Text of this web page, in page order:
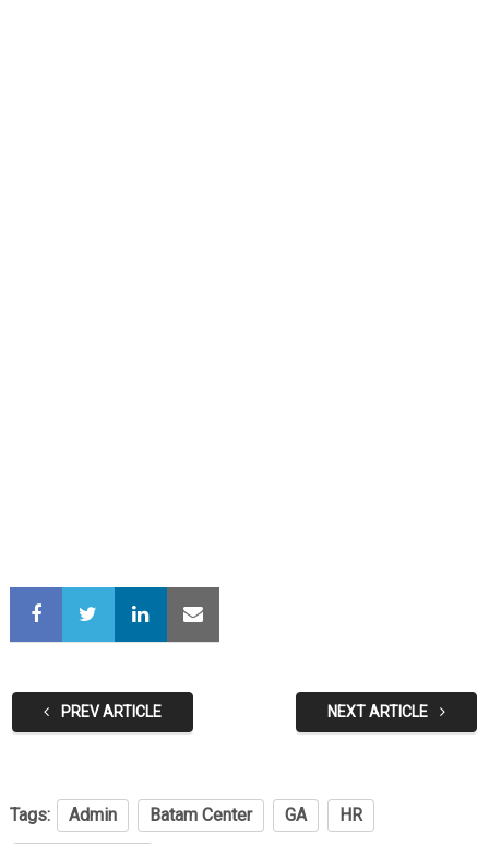
PREV ARTICLE NEXT ARTICLE
Tags: Admin Batam Center GA HR